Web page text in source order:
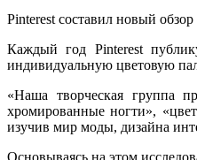
Pinterest составил новый
Каждый год Pinterest
индивидуальную цветовую
«Наша творческая группа
хромированные ногти»,
изучив мир моды, дизайна
Основываясь на этом